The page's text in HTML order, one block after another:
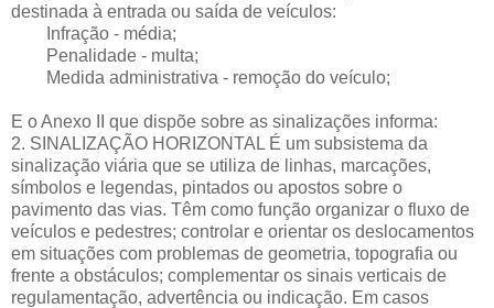
destinada à entrada ou saída de veículos:
Infração - média;
Penalidade - multa;
Medida administrativa - remoção do veículo;
E o Anexo II que dispõe sobre as sinalizações informa:
2. SINALIZAÇÃO HORIZONTAL É um subsistema da
sinalização viária que se utiliza de linhas, marcações,
símbolos e legendas, pintados ou apostos sobre o
pavimento das vias. Têm como função organizar o fluxo de
veículos e pedestres; controlar e orientar os deslocamentos
em situações com problemas de geometria, topografia ou
frente a obstáculos; complementar os sinais verticais de
regulamentação, advertência ou indicação. Em casos